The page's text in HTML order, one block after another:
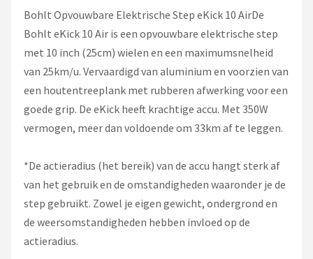
Bohlt Opvouwbare Elektrische Step eKick 10 AirDe
Bohlt eKick 10 Air is een opvouwbare elektrische step
met 10 inch (25cm) wielen en een maximumsnelheid
van 25km/u. Vervaardigd van aluminium en voorzien van
een houtentreeplank met rubberen afwerking voor een
goede grip. De eKick heeft krachtige accu. Met 350W
vermogen, meer dan voldoende om 33km af te leggen.
*De actieradius (het bereik) van de accu hangt sterk af
van het gebruik en de omstandigheden waaronder je de
step gebruikt. Zowel je eigen gewicht, ondergrond en
de weersomstandigheden hebben invloed op de
actieradius.